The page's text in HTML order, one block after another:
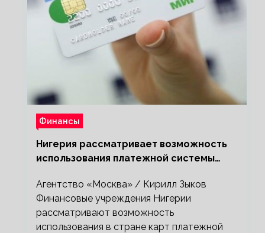
Финансы
Нигерия рассматривает возможность
использования платежной системы
Агентство «Москва» / Кирилл Зыков
Финансовые учреждения Нигерии
рассматривают возможность
использования в стране карт платежной